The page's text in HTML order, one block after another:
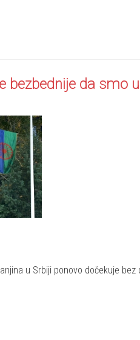
bezbednije da smo
u Srbiji ponovo dočekuje